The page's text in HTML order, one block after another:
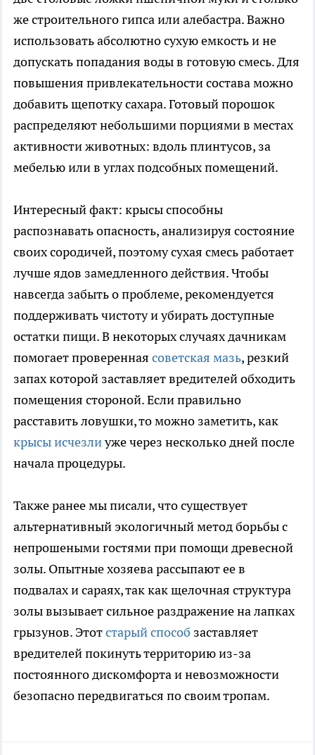
же строительного гипса или алебастра. Важно
использовать абсолютно сухую емкость и не
допускать попадания воды в готовую смесь. Для
повышения привлекательности состава можно
добавить щепотку сахара. Готовый порошок
распределяют небольшими порциями в местах
активности животных: вдоль плинтусов, за
мебелью или в углах подсобных помещений.
Интересный факт: крысы способны
распознавать опасность, анализируя состояние
своих сородичей, поэтому сухая смесь работает
лучше ядов замедленного действия. Чтобы
навсегда забыть о проблеме, рекомендуется
поддерживать чистоту и убирать доступные
остатки пищи. В некоторых случаях дачникам
помогает проверенная советская мазь, резкий
запах которой заставляет вредителей обходить
помещения стороной. Если правильно
расставить ловушки, то можно заметить, как
крысы исчезлиуже через несколько дней после
начала процедуры.
Также ранее мы писали, что существует
альтернативный экологичный метод борьбы с
непрошеными гостями при помощи древесной
золы. Опытные хозяева рассыпают ее в
подвалах и сараях, так как щелочная структура
золы вызывает сильное раздражение на лапках
грызунов. Этотстарый способ заставляет
вредителей покинуть территорию из-за
постоянного дискомфорта и невозможности
безопасно передвигаться по своим тропам.